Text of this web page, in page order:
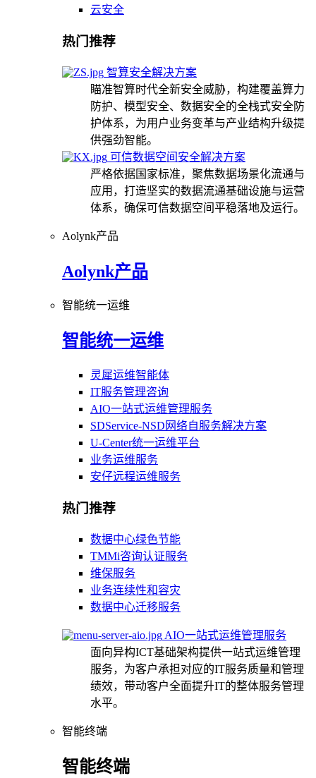
云安全
热门推荐
智算安全解决方案
瞄准智算时代全新安全威胁，构建覆盖算力
防护、模型安全、数据安全的全栈式安全防
护体系，为用户业务变革与产业结构升级提
供强劲智能。
可信数据空间安全解决方案
严格依据国家标准，聚焦数据场景化流通与
应用，打造坚实的数据流通基础设施与运营
体系，确保可信数据空间平稳落地及运行。
Aolynk产品
Aolynk产品
智能统一运维
智能统一运维
灵犀运维智能体
IT服务管理咨询
AIO一站式运维管理服务
SDService-NSD网络自服务解决方案
U-Center统一运维平台
业务运维服务
安仔远程运维服务
热门推荐
数据中心绿色节能
TMMi咨询认证服务
维保服务
业务连续性和容灾
数据中心迁移服务
AIO一站式运维管理服务
面向异构ICT基础架构提供一站式运维管理
服务，为客户承担对应的IT服务质量和管理
绩效，带动客户全面提升IT的整体服务管理
水平。
智能终端
智能终端